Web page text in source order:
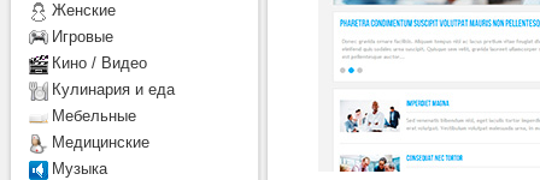
Женские
Игровые
Кино / Видео
Кулинария и еда
Мебельные
Медицинские
Музыка